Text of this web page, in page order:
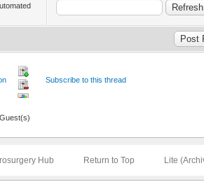
Subscribe to this thread
Hub Return to Top Lite